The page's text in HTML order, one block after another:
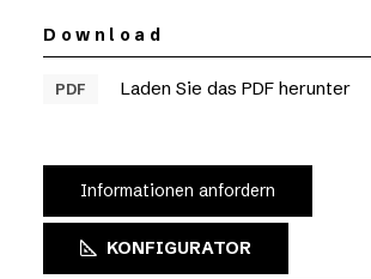
Download
PDF Laden Sie das PDF herunter
Informationen anfordern
KONFIGURATOR